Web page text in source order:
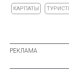
КАРПАТЫ